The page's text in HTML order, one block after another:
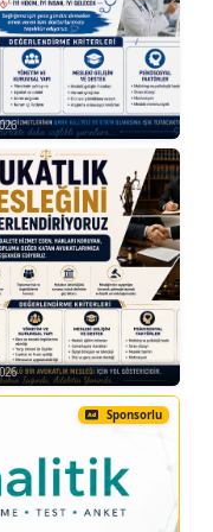
maçlarda
bildirimler
Sponsorlu